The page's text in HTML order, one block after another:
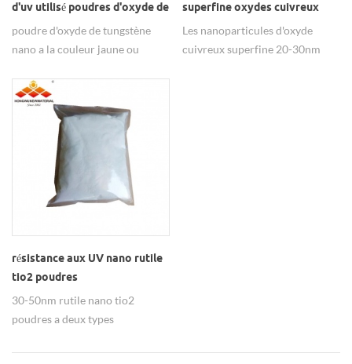
d'uv utilisé poudres d'oxyde de
tungstène bleu nano
poudre d'oxyde de tungstène
nano a la couleur jaune ou
utilisé dans les films de fenêtre
de protection UV.
superfine oxydes cuivreux
nanoparticules
Les nanoparticules d'oxyde
cuivreux superfine 20-30nm
résistance aux UV nano rutile
tio2 poudres
30-50nm rutile nano tio2
poudres a deux types
pureté, largement utilisé dans